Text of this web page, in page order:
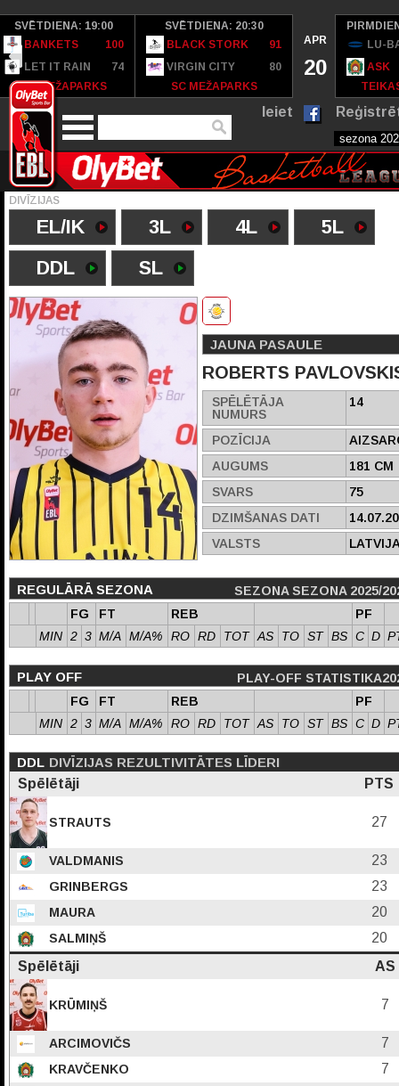
SVĒTDIENA: 19:00
BANKETS
100
LET IT RAIN
74
SC MEŽAPARKS
SVĒTDIENA: 20:30
BLACK STORK
91
VIRGIN CITY
80
SC MEŽAPARKS
APR
20
LU-
ASK
Ieiet
DIVĪZIJAS
EL/IK 3L 4L
5L
DDL
SL
JAUNA PASAULE
ROBERTS
SPĒLĒTĀJA
NUMURS
14
POZĪCIJA
AUGUMS
181 CM
SVARS
75
DZIMŠANAS DATI
VALSTS
REGULĀRĀ SEZONA
SEZONA SEZONA 2025/
FG
FT REB
PF
MIN 2 3 M/A M/A% RO RD TOT AS TO ST BS C D
PLAY OFF
PLAY-OFF
FG
FT REB
PF
MIN 2 3 M/A M/A% RO RD TOT AS TO ST BS C D
DDL DIVĪZIJAS REZULTIVITĀTES LĪDERI
Spēlētāji
PTS
STRAUTS 27
VALDMANIS 23
GRINBERGS 23
MAURA 20
SALMIŅŠ
20
Spēlētāji
AS
KRŪMIŅŠ 7
ARCIMOVIČS 7
KRAVČENKO 7